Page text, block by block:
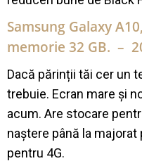
Samsung Galaxy
memorie 32 GB. –
Dacă părinții tăi cer un
trebuie. Ecran mare și
acum. Are stocare
naștere până la
pentru 4G.